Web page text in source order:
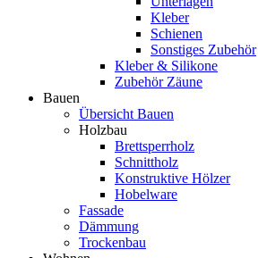
Kleber
Schienen
Sonstiges Zubehör
Kleber & Silikone
Zubehör Zäune
Bauen
Übersicht Bauen
Holzbau
Brettsperrholz
Schnittholz
Konstruktive Hölzer
Hobelware
Fassade
Dämmung
Trockenbau